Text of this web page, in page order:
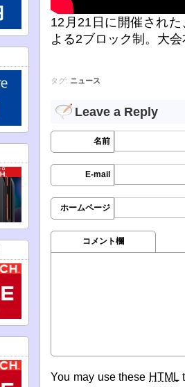
12月21日に開催され
よる2ブロック制。大
タグ: ニュース
Leave a Reply
名前
E-mail
ホームページ
コメント欄
You may use these HTML